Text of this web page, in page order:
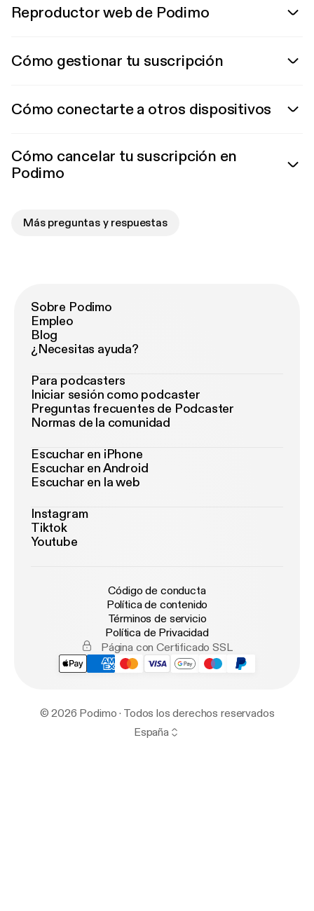
Reproductor web de Podimo
Cómo gestionar tu suscripción
Cómo conectarte a otros dispositivos
Cómo cancelar tu suscripción en
Podimo
Más preguntas y respuestas
Sobre Podimo
Empleo
Blog
¿Necesitas ayuda?
Para podcasters
Iniciar sesión como podcaster
Preguntas frecuentes de Podcaster
Normas de la comunidad
Escuchar en iPhone
Escuchar en Android
Escuchar en la web
Instagram
Tiktok
Youtube
Código de conducta
Política de contenido
Términos de servicio
Política de Privacidad
Página con Certificado SSL
© 2026 Podimo · Todos los derechos reservados
España